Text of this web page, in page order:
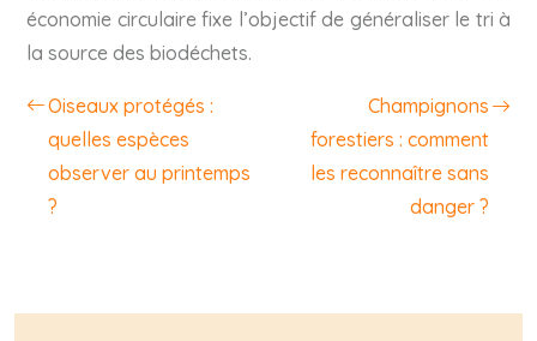
économie circulaire fixe l’objectif de généraliser le tri à
la source des biodéchets.
Oiseaux protégés :
quelles espèces
observer au printemps
?
Champignons
forestiers : comment
les reconnaître sans
danger ?